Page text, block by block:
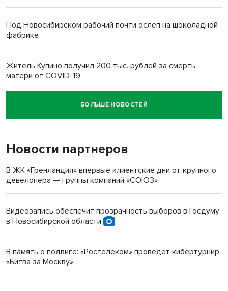
Под Новосибирском рабочий почти ослеп на шоколадной
фабрике
Житель Купино получил 200 тыс. рублей за смерть
матери от COVID-19
Новосибирский суд наказал водителя за смерть
пенсионерки на вокзале
БОЛЬШЕ НОВОСТЕЙ
Новости партнеров
В ЖК «Гренландия» впервые клиентские дни от крупного
девелопера — группы компаний «СОЮЗ»
Видеозапись обеспечит прозрачность выборов в Госдуму
в Новосибирской области
В память о подвиге: «Ростелеком» проведет кибертурнир
«Битва за Москву»